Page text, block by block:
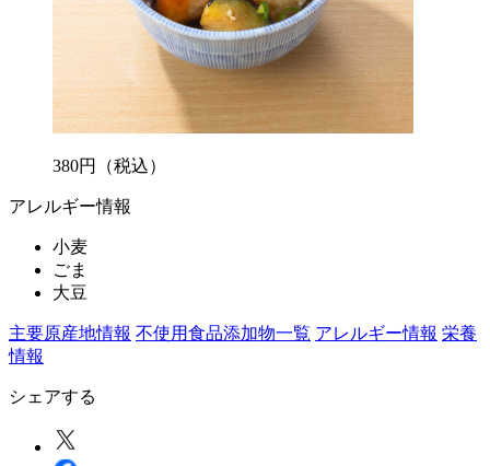
380円 （税込）
アレルギー情報
小麦
ごま
大豆
主要原産地情報 不使用食品添加物一覧 アレルギー情報 栄養
情報
シェアする